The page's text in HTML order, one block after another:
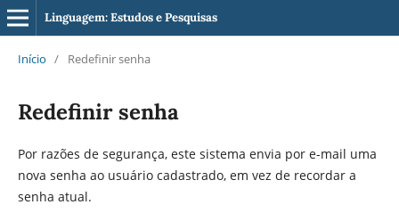
Linguagem: Estudos e Pesquisas
Início / Redefinir senha
Redefinir senha
Por razões de segurança, este sistema envia por e-mail uma
nova senha ao usuário cadastrado, em vez de recordar a
senha atual.